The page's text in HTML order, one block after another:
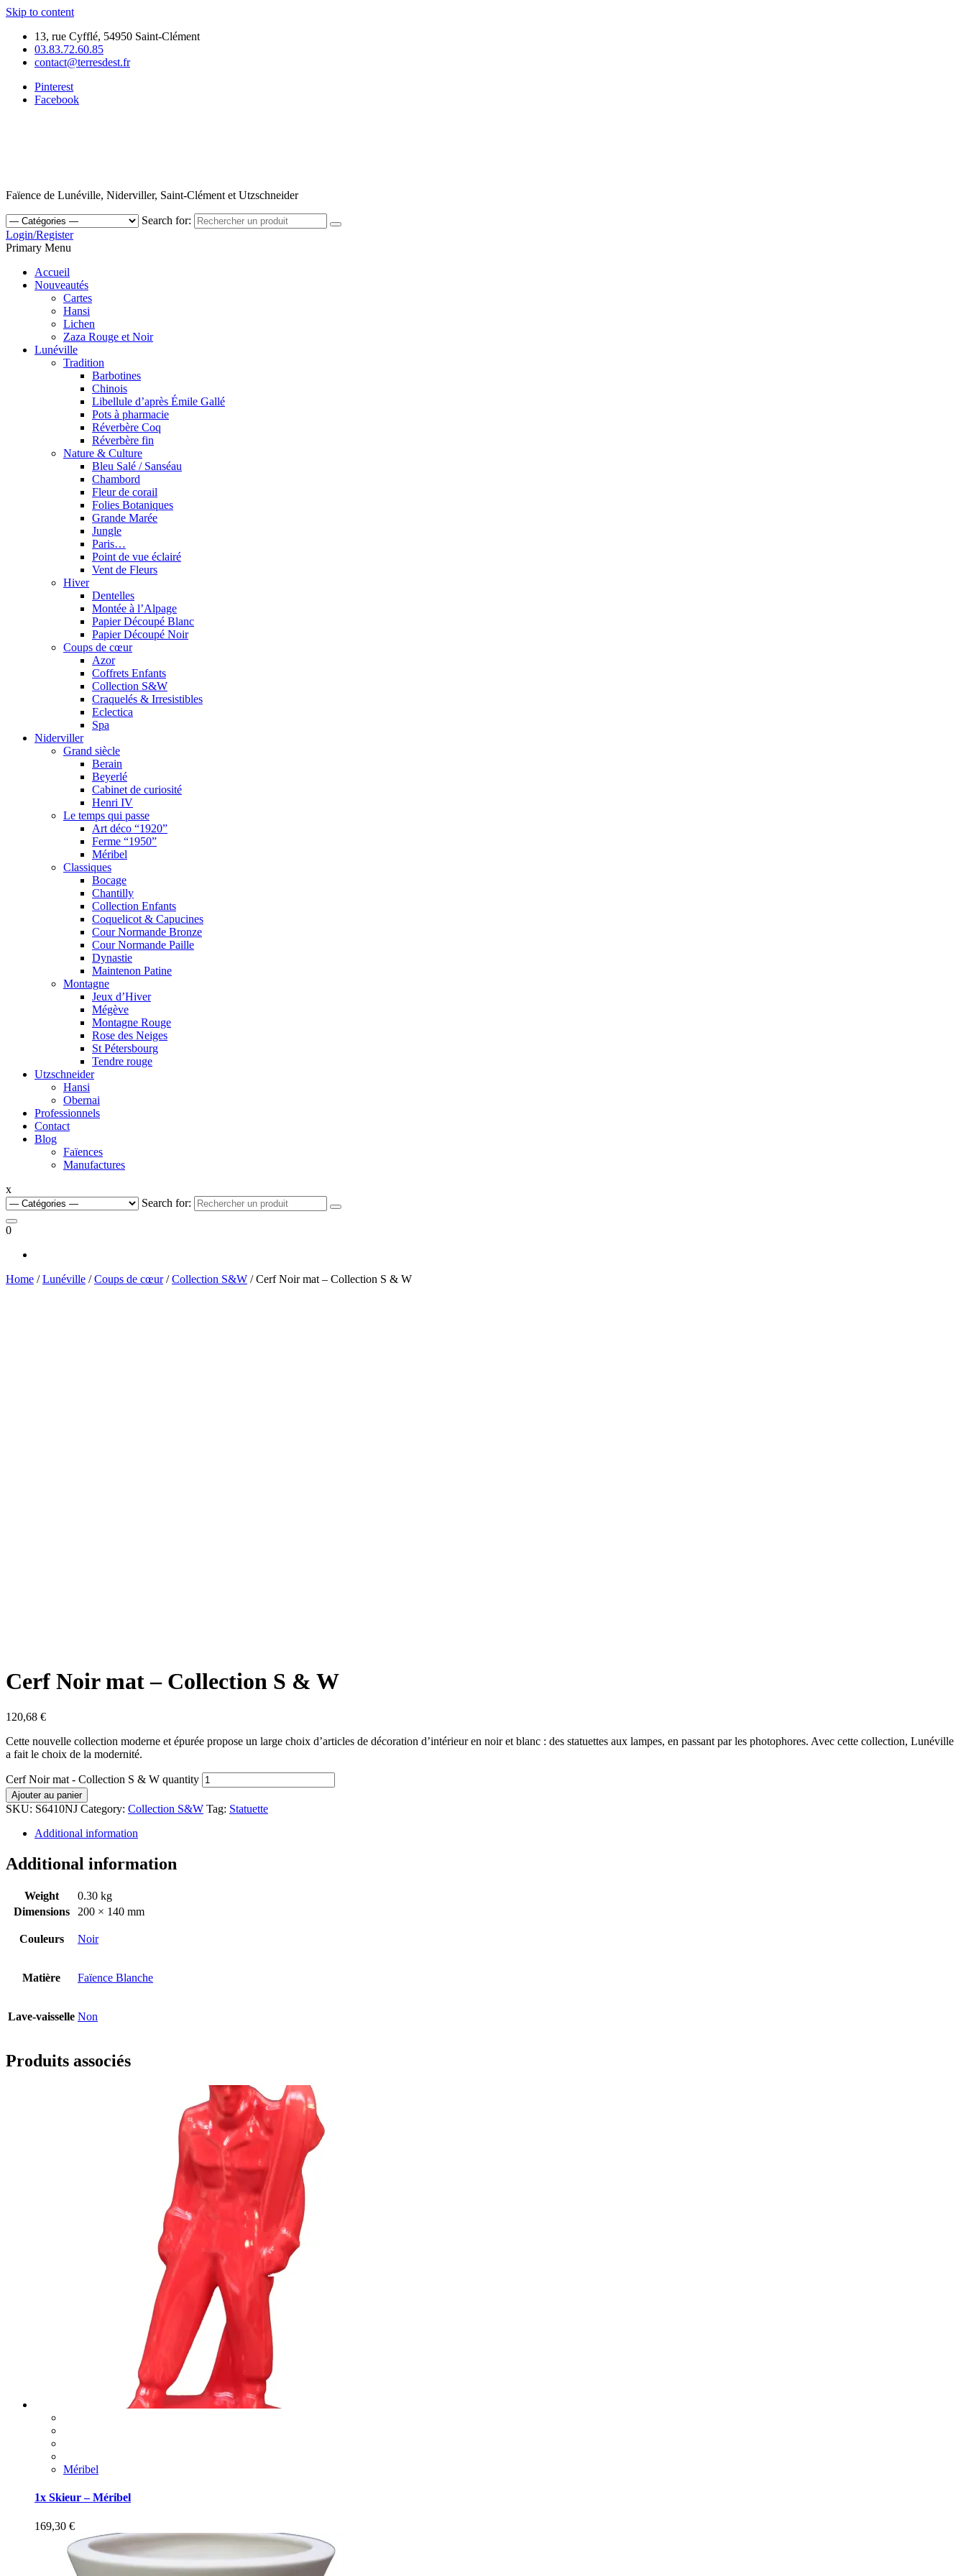
Skip to content
13, rue Cyfflé, 54950 Saint-Clément
03.83.72.60.85
contact@terresdest.fr
Pinterest
Facebook
Faïence de Lunéville, Niderviller, Saint-Clément et Utzschneider
Search for:
Login/Register
Primary Menu
Accueil
Nouveautés
Cartes
Hansi
Lichen
Zaza Rouge et Noir
Lunéville
Tradition
Barbotines
Chinois
Libellule d’après Émile Gallé
Pots à pharmacie
Réverbère Coq
Réverbère fin
Nature & Culture
Bleu Salé / Sanséau
Chambord
Fleur de corail
Folies Botaniques
Grande Marée
Jungle
Paris…
Point de vue éclairé
Vent de Fleurs
Hiver
Dentelles
Montée à l’Alpage
Papier Découpé Blanc
Papier Découpé Noir
Coups de cœur
Azor
Coffrets Enfants
Collection S&W
Craquelés & Irresistibles
Eclectica
Spa
Niderviller
Grand siècle
Berain
Beyerlé
Cabinet de curiosité
Henri IV
Le temps qui passe
Art déco “1920”
Ferme “1950”
Méribel
Classiques
Bocage
Chantilly
Collection Enfants
Coquelicot & Capucines
Cour Normande Bronze
Cour Normande Paille
Dynastie
Maintenon Patine
Montagne
Jeux d’Hiver
Mégève
Montagne Rouge
Rose des Neiges
St Pétersbourg
Tendre rouge
Utzschneider
Hansi
Obernai
Professionnels
Contact
Blog
Faïences
Manufactures
x
Search for:
0
Home /Lunéville /Coups de cœur/Collection S&W / Cerf Noir mat – Collection S & W
Cerf Noir mat – Collection S & W
120,68 €
Cette nouvelle collection moderne et épurée propose un large choix d’articles de décoration d’intérieur en noir et blanc : des statuettes aux lampes, en passant par les photophores. Avec cette collection, Lunéville
a fait le choix de la modernité.
Cerf Noir mat - Collection S & W quantity
Ajouter au panier
SKU: S6410NJ Category: Collection S&W Tag: Statuette
Additional information
Additional information
Weight
0.30 kg
Dimensions
200 × 140 mm
Couleurs Noir
Matière Faïence Blanche
Lave-vaisselle Non
Produits associés
Méribel
1x Skieur – Méribel
169,30 €